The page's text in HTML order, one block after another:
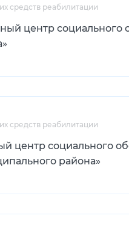
средств реабилитации
центр социального
средств реабилитации
центр социального
района»